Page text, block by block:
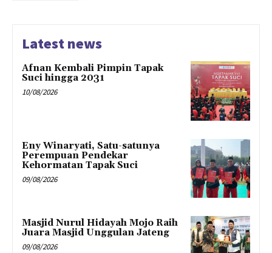
Latest news
Afnan Kembali Pimpin Tapak
Suci hingga 2031
10/08/2026
Eny Winaryati, Satu-satunya
Perempuan Pendekar
Kehormatan Tapak Suci
09/08/2026
Masjid Nurul Hidayah Mojo Raih
Juara Masjid Unggulan Jateng
09/08/2026